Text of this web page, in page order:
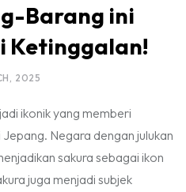
Barang ini
Ketinggalan!
2025
ikonik yang memberi
Negara dengan julukan
sakura sebagai ikon
juga menjadi subjek